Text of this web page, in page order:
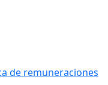
de remuneraciones